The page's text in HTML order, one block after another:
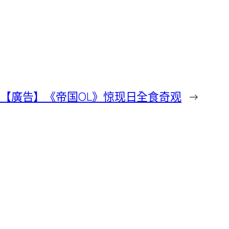
【廣告】《帝国OL》惊现日全食奇观 →